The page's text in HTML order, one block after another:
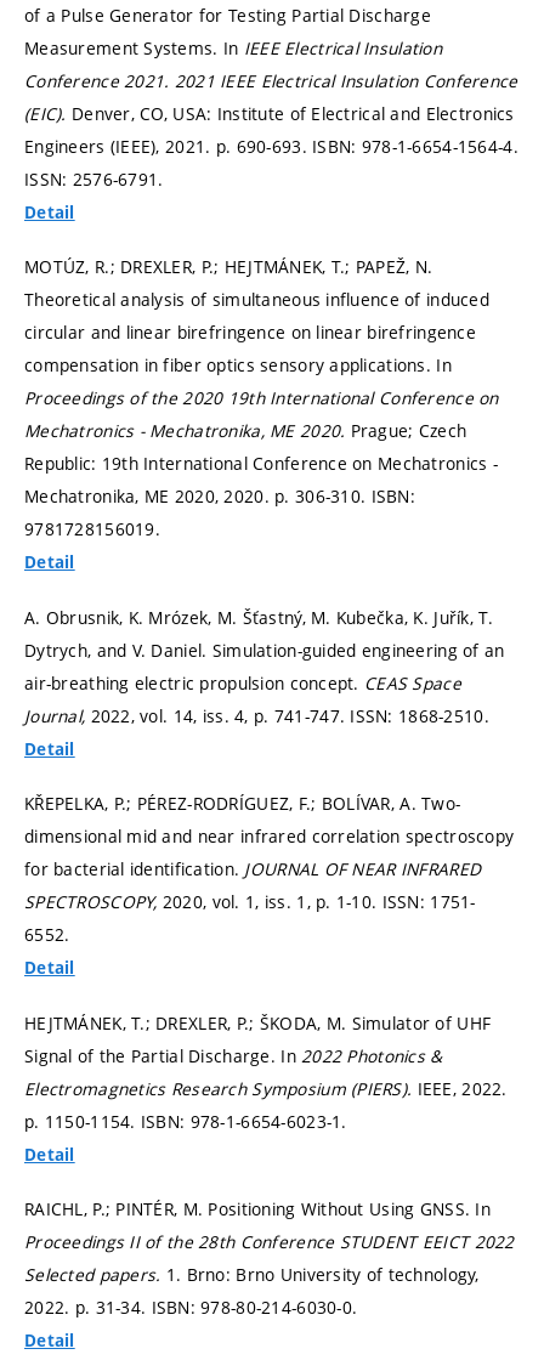
of a Pulse Generator for Testing Partial Discharge
Measurement Systems. In IEEE Electrical Insulation
Conference 2021. 2021 IEEE Electrical Insulation Conference
(EIC). Denver, CO, USA: Institute of Electrical and Electronics
Engineers (IEEE), 2021. p. 690-693. ISBN: 978-1-6654-1564-4.
ISSN: 2576-6791.
Detail
MOTÚZ, R.; DREXLER, P.; HEJTMÁNEK, T.; PAPEŽ, N.
Theoretical analysis of simultaneous influence of induced
circular and linear birefringence on linear birefringence
compensation in fiber optics sensory applications. In
Proceedings of the 2020 19th International Conference on
Mechatronics - Mechatronika, ME 2020. Prague; Czech
Republic: 19th International Conference on Mechatronics -
Mechatronika, ME 2020, 2020. p. 306-310. ISBN:
9781728156019.
Detail
A. Obrusnik, K. Mrózek, M. Šťastný, M. Kubečka, K. Juřík, T.
Dytrych, and V. Daniel. Simulation-guided engineering of an
air-breathing electric propulsion concept. CEAS Space
Journal, 2022, vol. 14, iss. 4, p. 741-747. ISSN: 1868-2510.
Detail
KŘEPELKA, P.; PÉREZ-RODRÍGUEZ, F.; BOLÍVAR, A. Two-
dimensional mid and near infrared correlation spectroscopy
for bacterial identification. JOURNAL OF NEAR INFRARED
SPECTROSCOPY, 2020, vol. 1, iss. 1, p. 1-10. ISSN: 1751-
6552.
Detail
HEJTMÁNEK, T.; DREXLER, P.; ŠKODA, M. Simulator of UHF
Signal of the Partial Discharge. In 2022 Photonics &
Electromagnetics Research Symposium (PIERS). IEEE, 2022.
p. 1150-1154. ISBN: 978-1-6654-6023-1.
Detail
RAICHL, P.; PINTÉR, M. Positioning Without Using GNSS. In
Proceedings II of the 28th Conference STUDENT EEICT 2022
Selected papers. 1. Brno: Brno University of technology,
2022. p. 31-34. ISBN: 978-80-214-6030-0.
Detail